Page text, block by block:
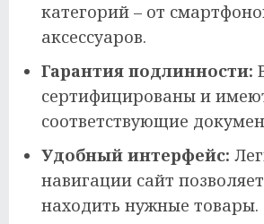
категорий – от
аксессуаров.
Гарантия подлинности:
сертифицированы и
соответствующие
Удобный интерфейс:
навигации сайт
находить нужные товары.